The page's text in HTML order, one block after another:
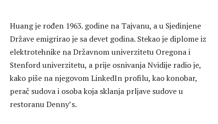
Huang je rođen 1963. godine na Tajvanu, a u Sjedinjene
Države emigrirao je sa devet godina. Stekao je diplome iz
elektrotehnike na Državnom univerzitetu Oregona i
Stenford univerzitetu, a prije osnivanja Nvidije radio je,
kako piše na njegovom LinkedIn profilu, kao konobar,
perač sudova i osoba koja sklanja prljave sudove u
restoranu Denny’s.